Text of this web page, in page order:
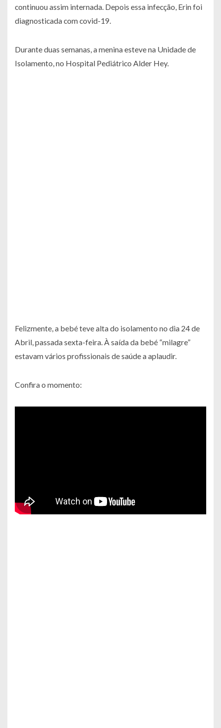
continuou assim internada. Depois essa infecção, Erin foi
diagnosticada com covid-19.
Durante duas semanas, a menina esteve na Unidade de
Isolamento, no Hospital Pediátrico Alder Hey.
Felizmente, a bebé teve alta do isolamento no dia 24 de
Abril, passada sexta-feira. À saída da bebé “milagre”
estavam vários profissionais de saúde a aplaudir.
Confira o momento: